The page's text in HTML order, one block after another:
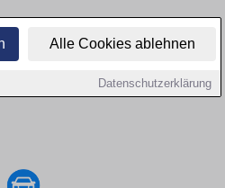
Alle Cookies ablehnen
Datenschutzerklärung